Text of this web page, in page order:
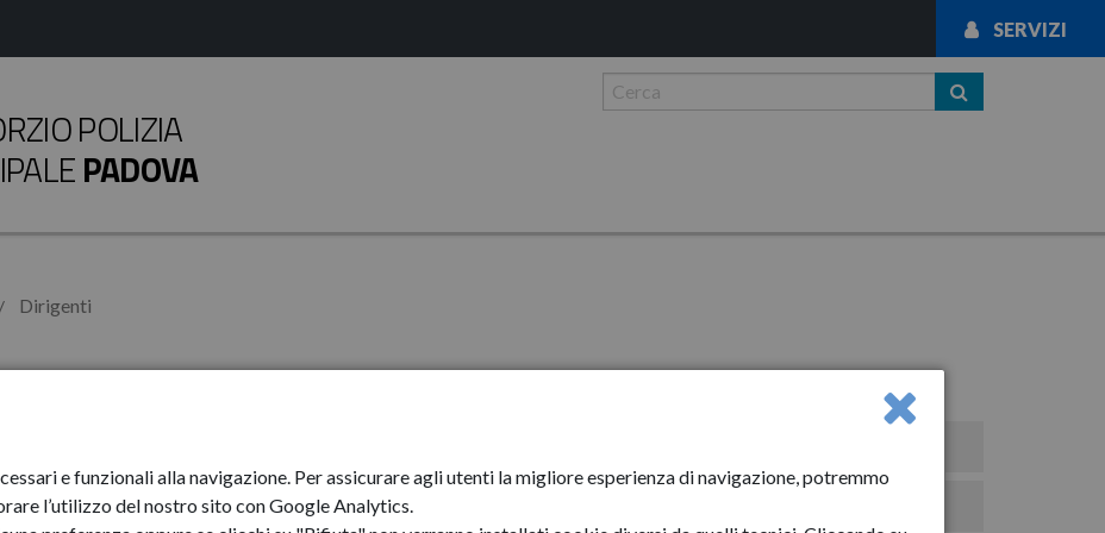
e funzionali alla navigazione. Per assicurare agli utenti la migliore esperienza di navigazione, potremmo
l’utilizzo del nostro sito con Google Analytics.
SERVIZI
POLIZIA
PADOVA
Dirigenti
15, c. 1, 2, 5 art. 41, c. 2, 3